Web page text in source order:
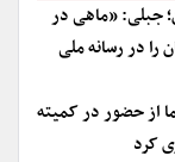
جبلی: «ماهی در
را در رسانه ملی
از حضور در کمیته
کرد